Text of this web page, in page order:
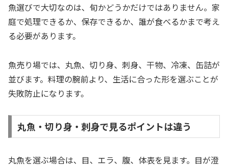
魚選びで大切なのは、旬かどうかだけではありません。家
庭で処理できるか、保存できるか、誰が食べるかまで考え
る必要があります。
魚売り場では、丸魚、切り身、刺身、干物、冷凍、缶詰が
並びます。料理の腕前より、生活に合った形を選ぶことが
失敗防止になります。
丸魚・切り身・刺身で見るポイントは違う
丸魚を選ぶ場合は、目、エラ、腹、体表を見ます。目が澄